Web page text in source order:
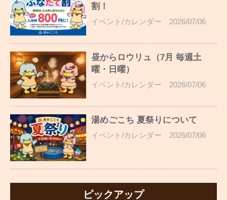
割！
イベント/カレンダー 2026/07/06
昼からロウリュ（7月 毎週土
曜・日曜）
イベント/カレンダー 2026/07/06
湯めごこち 夏祭りについて
イベント/カレンダー 2026/07/06
ピックアップ